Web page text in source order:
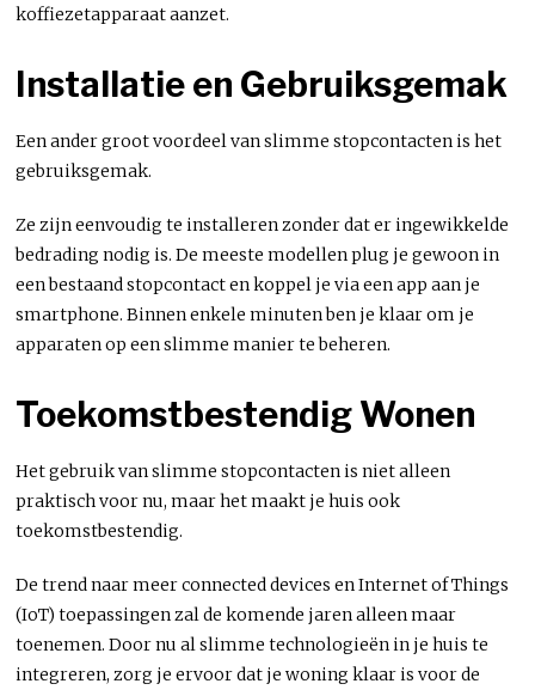
koffiezetapparaat aanzet.
Installatie en Gebruiksgemak
Een ander groot voordeel van slimme stopcontacten is het
gebruiksgemak.
Ze zijn eenvoudig te installeren zonder dat er ingewikkelde
bedrading nodig is. De meeste modellen plug je gewoon in
een bestaand stopcontact en koppel je via een app aan je
smartphone. Binnen enkele minuten ben je klaar om je
apparaten op een slimme manier te beheren.
Toekomstbestendig Wonen
Het gebruik van slimme stopcontacten is niet alleen
praktisch voor nu, maar het maakt je huis ook
toekomstbestendig.
De trend naar meer connected devices en Internet of Things
(IoT) toepassingen zal de komende jaren alleen maar
toenemen. Door nu al slimme technologieën in je huis te
integreren, zorg je ervoor dat je woning klaar is voor de